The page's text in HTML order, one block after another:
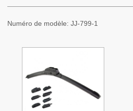
Numéro de modèle: JJ-799-1